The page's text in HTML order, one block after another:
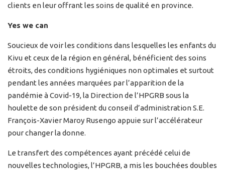
clients en leur offrant les soins de qualité en province.
Yes we can
Soucieux de voir les conditions dans lesquelles les enfants du
Kivu et ceux de la région en général, bénéficient des soins
étroits, des conditions hygiéniques non optimales et surtout
pendant les années marquées par l’apparition de la
pandémie à Covid-19, la Direction de l’HPGRB sous la
houlette de son président du conseil d’administration S.E.
François-Xavier Maroy Rusengo appuie sur l’accélérateur
pour changer la donne.
Le transfert des compétences ayant précédé celui de
nouvelles technologies, l’HPGRB, a mis les bouchées doubles